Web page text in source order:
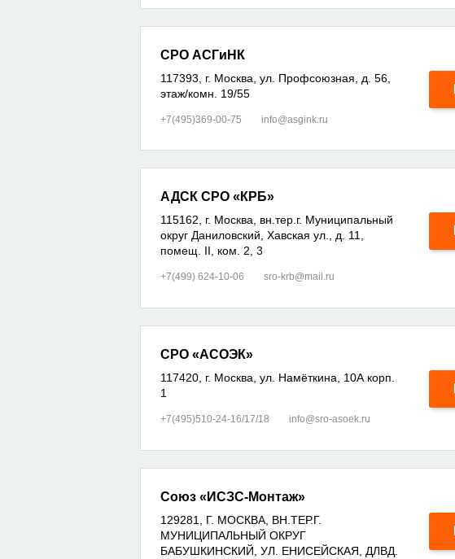
СРО АСГиНК
117393, г. Москва, ул. Профсоюзная, д. 56,
этаж/комн. 19/55
+7(495)369-00-75 info@asgink.ru
АДСК СРО «КРБ»
115162, г. Москва, вн.тер.г. Муниципальный
округ Даниловский, Хавская ул., д. 11,
помещ. II, ком. 2, 3
+7(499) 624-10-06 sro-krb@mail.ru
СРО «АСОЭК»
117420, г. Москва, ул. Намёткина, 10А корп.
1
+7(495)510-24-16/17/18 info@sro-asoek.ru
Союз «ИСЗС-Монтаж»
129281, Г. МОСКВА, ВН.ТЕР.Г.
МУНИЦИПАЛЬНЫЙ ОКРУГ
БАБУШКИНСКИЙ, УЛ. ЕНИСЕЙСКАЯ, ДЛВД.